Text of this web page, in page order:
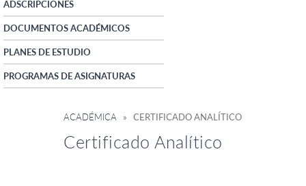
ADSCRIPCIONES
DOCUMENTOS ACADÉMICOS
PLANES DE ESTUDIO
PROGRAMAS DE ASIGNATURAS
ACADÉMICA » CERTIFICADO ANALÍTICO
Certificado Analítico